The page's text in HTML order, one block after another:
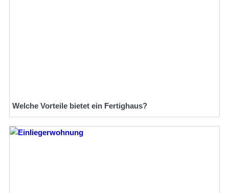
Welche Vorteile bietet ein Fertighaus?